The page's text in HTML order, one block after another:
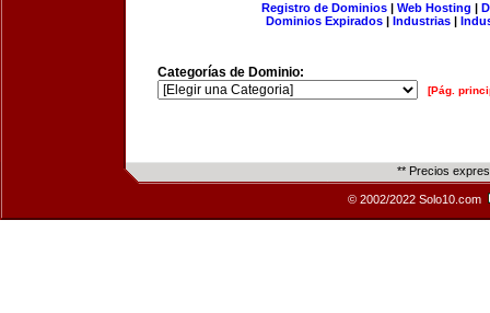
Registro de Dominios| Web Hosting |
Dominios Expirados | Industrias |
Categorías de Dominio:
[Pág.
** Precios
© 2002/2022 Solo10.com